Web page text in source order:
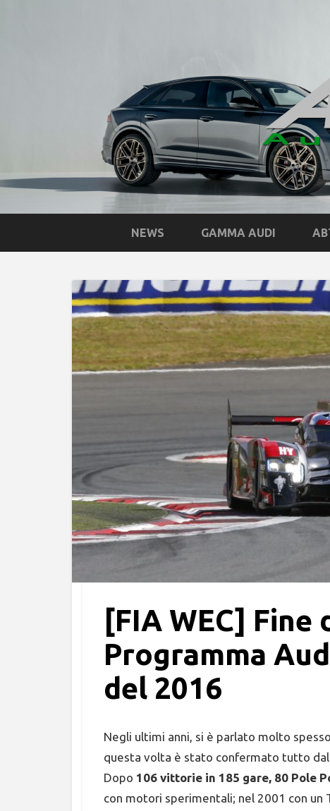
NEWS GAMMA AUDI
[FIA WEC] Fine
Programma
del 2016
Negli ultimi anni, si è parlato molto
questa volta è stato confermato tutto dal
Dopo 106 vittorie in 185 gare, 80 Pole
con motori sperimentali; nel 2001 con un